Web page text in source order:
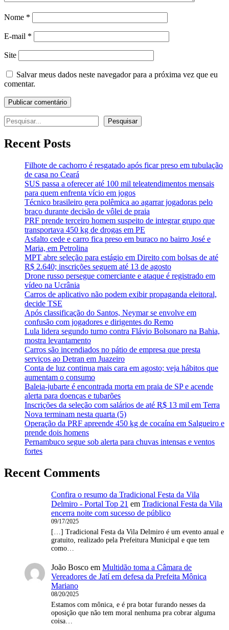
Nome *
E-mail *
Site
Salvar meus dados neste navegador para a próxima vez que eu
comentar.
Pesquisar Pesquisar
Recent Posts
Filhote de cachorro é resgatado após ficar preso em tubulação
de casa no Ceará
SUS passa a oferecer até 100 mil teleatendimentos mensais
para quem enfrenta vício em jogos
Técnico brasileiro gera polêmica ao agarrar jogadoras pelo
braço durante decisão de vôlei de praia
PRF prende terceiro homem suspeito de integrar grupo que
transportava 450 kg de drogas em PE
Asfalto cede e carro fica preso em buraco no bairro José e
Maria, em Petrolina
MPT abre seleção para estágio em Direito com bolsas de até
R$ 2.640; inscrições seguem até 13 de agosto
Drone russo persegue comerciante e ataque é registrado em
vídeo na Ucrânia
Carros de aplicativo não podem exibir propaganda eleitoral,
decide TSE
Após classificação do Santos, Neymar se envolve em
confusão com jogadores e dirigentes do Remo
Lula lidera segundo turno contra Flávio Bolsonaro na Bahia,
mostra levantamento
Carros são incendiados no pátio de empresa que presta
serviços ao Detran em Juazeiro
Conta de luz continua mais cara em agosto; veja hábitos que
aumentam o consumo
Baleia-jubarte é encontrada morta em praia de SP e acende
alerta para doenças e tubarões
Inscrições da seleção com salários de até R$ 13 mil em Terra
Nova terminam nesta quarta (5)
Operação da PRF apreende 450 kg de cocaína em Salgueiro e
prende dois homens
Pernambuco segue sob alerta para chuvas intensas e ventos
fortes
Recent Comments
Confira o resumo da Tradicional Festa da Vila
Delmiro - Portal Top 21 em Tradicional Festa da Vila
encerra noite com sucesso de público
09/17/2025
[…] Tradicional Festa da Vila Delmiro é um evento anual e
gratuito, realizado pela Prefeitura Municipal e que tem
como…
João Bosco em Multidão toma a Câmara de
Vereadores de Jatí em defesa da Prefeita Mônica
Mariano
08/20/2025
Estamos com mônica, e é pra botar furando nesses da
oposição que não tem moral nenhuma pra cobrar alguma
coisa…